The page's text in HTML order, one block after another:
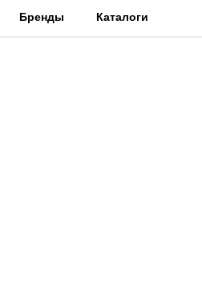
Бренды Каталоги